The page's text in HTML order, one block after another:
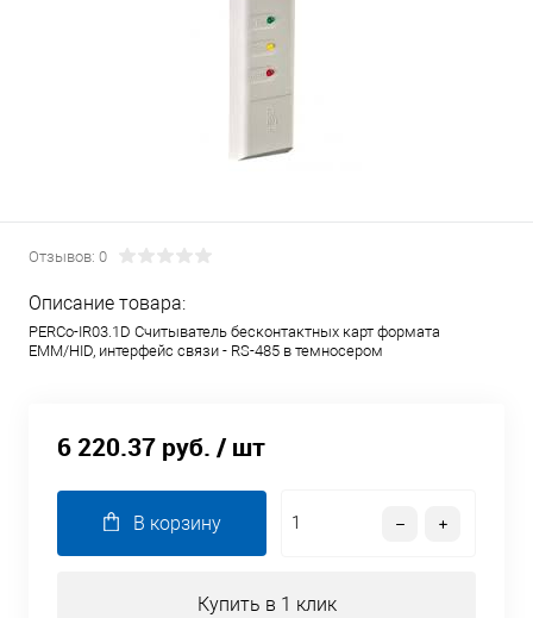
Отзывов: 0
Описание товара:
PERCo-IR03.1D Считыватель бесконтактных карт формата
ЕММ/HID, интерфейс связи - RS-485 в темносером
6 220.37 руб. / шт
В корзину
Купить в 1 клик